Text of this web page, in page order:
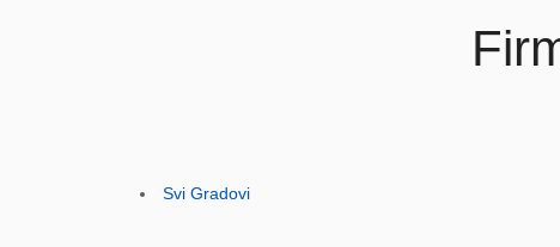
Svi Gradovi